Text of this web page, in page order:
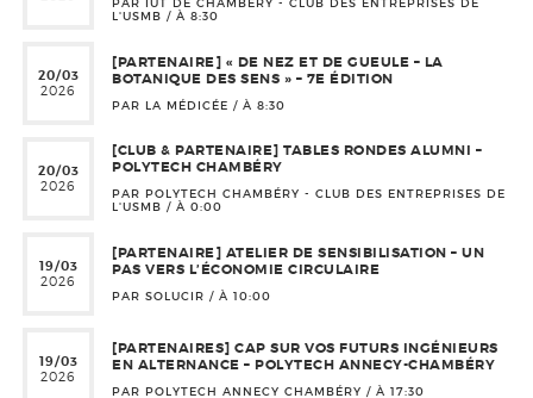
PAR IUT DE CHAMBÉRY - CLUB DES ENTREPRISES DE
L'USMB / À 8:30
20/03
2026
[PARTENAIRE] « DE NEZ ET DE GUEULE – LA
BOTANIQUE DES SENS » – 7E ÉDITION
PAR LA MÉDICÉE / À 8:30
20/03
2026
[CLUB & PARTENAIRE] TABLES RONDES ALUMNI –
POLYTECH CHAMBÉRY
PAR POLYTECH CHAMBÉRY - CLUB DES ENTREPRISES DE
L'USMB / À 0:00
19/03
2026
[PARTENAIRE] ATELIER DE SENSIBILISATION – UN
PAS VERS L’ÉCONOMIE CIRCULAIRE
PAR SOLUCIR / À 10:00
19/03
2026
[PARTENAIRES] CAP SUR VOS FUTURS INGÉNIEURS
EN ALTERNANCE – POLYTECH ANNECY-CHAMBÉRY
PAR POLYTECH ANNECY CHAMBÉRY / À 17:30